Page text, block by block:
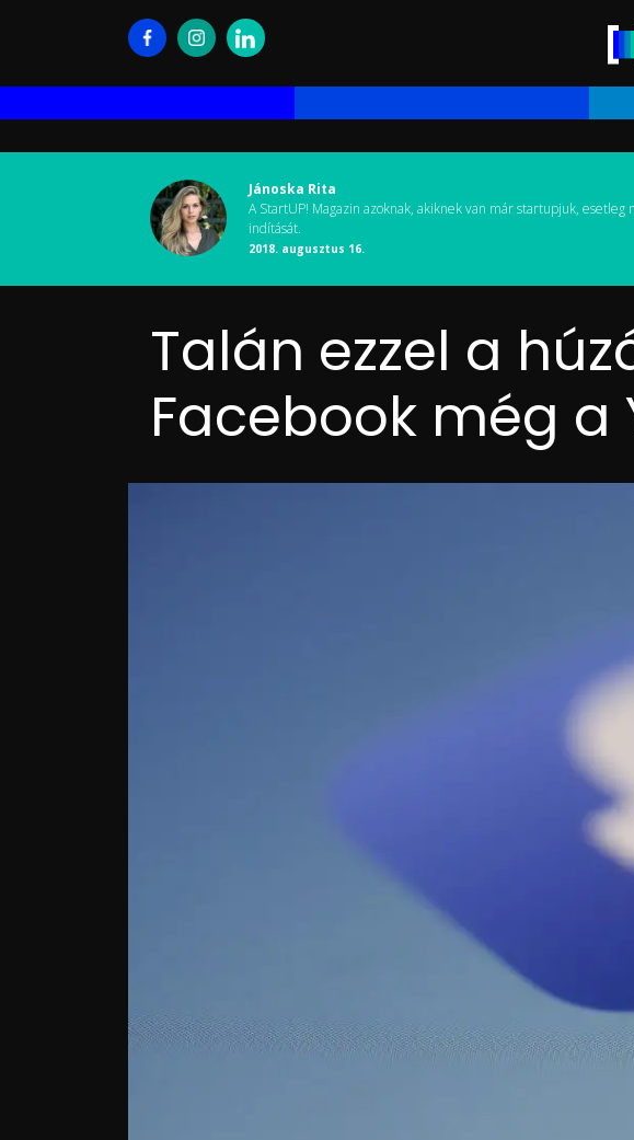
Jánoska Rita
A StartUP! Magazin azoknak, akiknek van már startupjuk, esetleg
indítását.
2018. augusztus 16.
Talán ezzel a
Facebook még a